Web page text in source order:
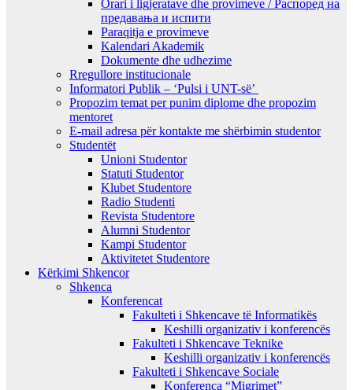
Orari i ligjeratave dhe provimeve / Распоред на
предавањa и испити
Paraqitja e provimeve
Kalendari Akademik
Dokumente dhe udhezime
Rregullore institucionale
Informatori Publik – ‘Pulsi i UNT-së’
Propozim temat per punim diplome dhe propozim
mentoret
E-mail adresa për kontakte me shërbimin studentor
Studentët
Unioni Studentor
Statuti Studentor
Klubet Studentore
Radio Studenti
Revista Studentore
Alumni Studentor
Kampi Studentor
Aktivitetet Studentore
Kërkimi Shkencor
Shkenca
Konferencat
Fakulteti i Shkencave të Informatikës
Keshilli organizativ i konferencës
Fakulteti i Shkencave Teknike
Keshilli organizativ i konferencës
Fakulteti i Shkencave Sociale
Konferenca “Migrimet”